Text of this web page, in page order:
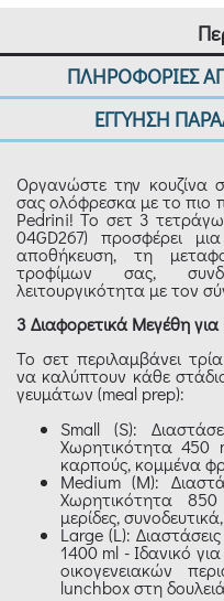
ΠΛΗΡΟΦΟΡΙΕΣ
ΕΓΓΥΗΣΗ
Οργανώστε την κουζίνα
σας ολόφρεσκα με το πιο
Pedrini! Το σετ 3
04GD267) προσφέρει
αποθήκευση, τη
τροφίμων σας,
λειτουργικότητα με τον
3 Διαφορετικά Μεγέθη
Το σετ περιλαμβάνει
να καλύπτουν κάθε
γευμάτων (meal prep):
Small (S):
Χωρητικότητα 450
καρπούς, κομμένα
Medium (M):
Χωρητικότητα
μερίδες,
Large (L):
1400 ml - Ιδανικό
οικογενειακών
lunchbox στη